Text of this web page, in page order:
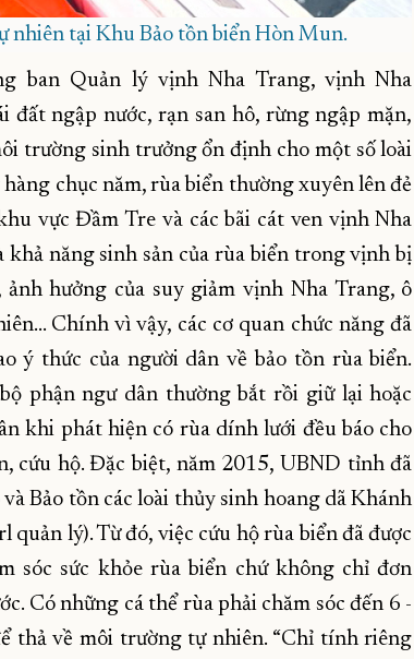
nhiên tại Khu Bảo tồn biển Hòn Mun.
ban Quản lý vịnh Nha Trang, vịnh Nha
đất ngập nước, rạn san hô, rừng ngập mặn,
trường sinh trưởng ổn định cho một số loài
chục năm, rùa biển thường xuyên lên đẻ
vực Đầm Tre và các bãi cát ven vịnh Nha
năng sinh sản của rùa biển trong vịnh bị
hưởng của suy giảm vịnh Nha Trang, ô
Chính vì vậy, các cơ quan chức năng đã
ý thức của người dân về bảo tồn rùa biển.
phận ngư dân thường bắt rồi giữ lại hoặc
khi phát hiện có rùa dính lưới đều báo cho
cứu hộ. Đặc biệt, năm 2015, UBND tỉnh đã
Bảo tồn các loài thủy sinh hoang dã Khánh
lý). Từ đó, việc cứu hộ rùa biển đã được
sóc sức khỏe rùa biển chứ không chỉ đơn
Có những cá thể rùa phải chăm sóc đến 6 -
thả về môi trường tự nhiên. “Chỉ tính riêng